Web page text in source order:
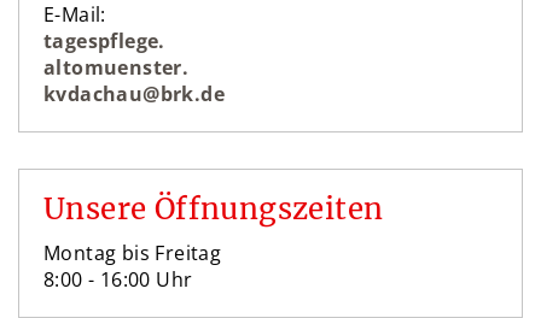
E-Mail:
tagespflege.
altomuenster.
kvdachau@brk.de
Unsere Öffnungszeiten
Montag bis Freitag
8:00 - 16:00 Uhr